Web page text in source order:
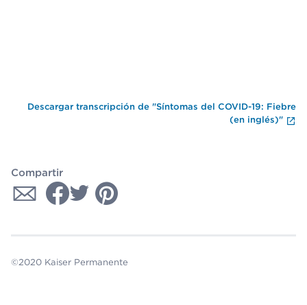
Descargar transcripción de "Síntomas del COVID-19: Fiebre
(en inglés)"
Compartir
©2020 Kaiser Permanente